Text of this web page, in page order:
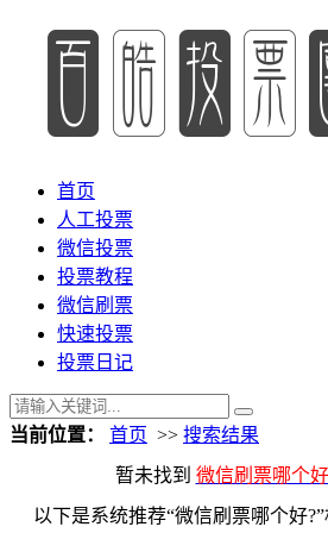
首页
人工投票
微信投票
投票教程
微信刷票
快速投票
投票日记
当前位置： 首页 >> 搜索结果
暂未找到 微信刷票哪个
以下是系统推荐“微信刷票哪个好